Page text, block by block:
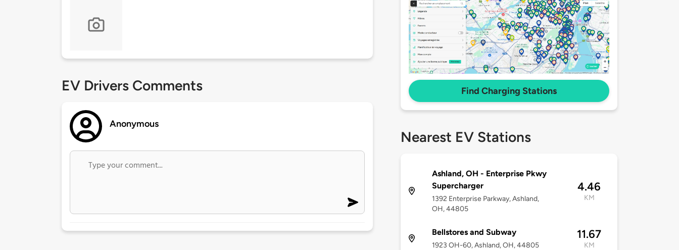
EV Drivers Comments
Anonymous
Find Charging Stations
Nearest EV Stations
Ashland, OH - Enterprise Pkwy
Supercharger
1392 Enterprise Parkway, Ashland,
OH, 44805
4.46
KM
Bellstores and Subway
1923 OH-60, Ashland, OH, 44805
11.67
KM